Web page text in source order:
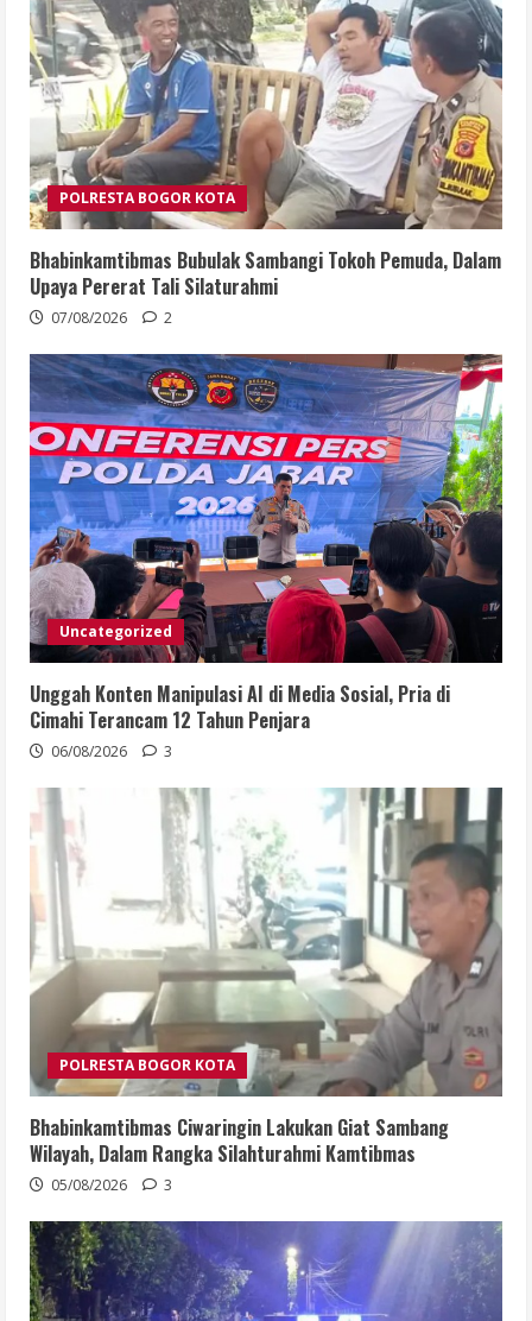
POLRESTA BOGOR KOTA
Bhabinkamtibmas Bubulak Sambangi Tokoh Pemuda, Dalam
Upaya Pererat Tali Silaturahmi
07/08/2026 2
Uncategorized
Unggah Konten Manipulasi AI di Media Sosial, Pria di
Cimahi Terancam 12 Tahun Penjara
06/08/2026 3
POLRESTA BOGOR KOTA
Bhabinkamtibmas Ciwaringin Lakukan Giat Sambang
Wilayah, Dalam Rangka Silahturahmi Kamtibmas
05/08/2026 3